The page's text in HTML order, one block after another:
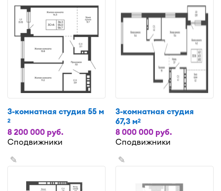
3-комнатная студия 55 м
2
8 200 000 руб.
Сподвижники
3-комнатная студия
67,3 м2
8 000 000 руб.
Сподвижники
✎ ✎